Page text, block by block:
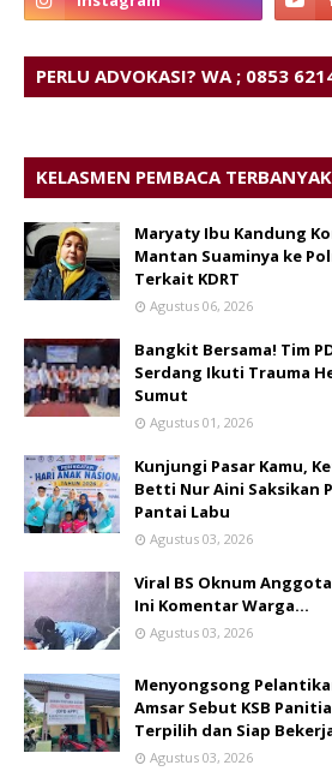
PERLU ADVOKASI? WA ; 0853
KELASMEN PEMBACA TERBANYAK
Maryaty Ibu Kandung
Mantan Suaminya ke
Terkait KDRT
Agustus 06, 2026
Bangkit Bersama! Tim
Serdang Ikuti Trauma
Sumut
Agustus 01, 2026
Kunjungi Pasar Kamu,
Betti Nur Aini Saksikan
Pantai Labu
Agustus 03, 2026
Viral BS Oknum
Ini Komentar Warga…
Agustus 03, 2026
Menyongsong
Amsar Sebut KSB
Terpilih dan Siap
Agustus 03, 2026